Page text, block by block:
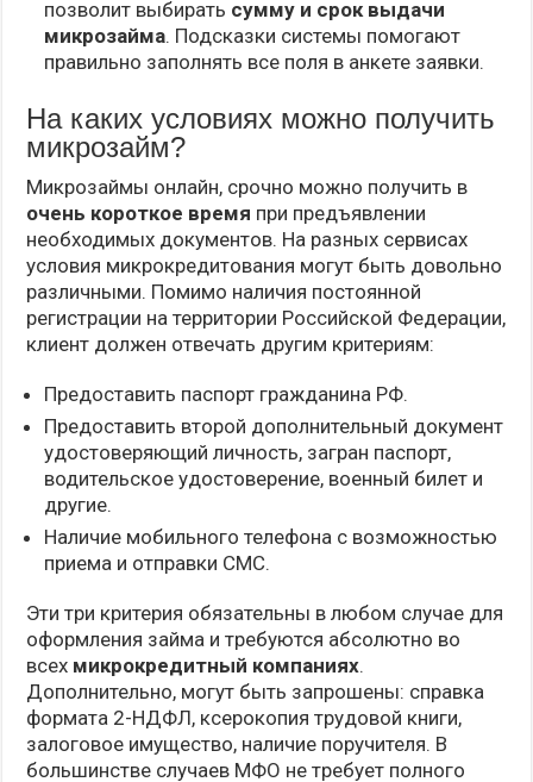
позволит выбирать сумму и срок выдачи
микрозайма. Подсказки системы помогают
правильно заполнять все поля в анкете заявки.
На каких условиях можно получить
микрозайм?
Микрозаймы онлайн, срочно можно получить в
очень короткое время при предъявлении
необходимых документов. На разных сервисах
условия микрокредитования могут быть довольно
различными. Помимо наличия постоянной
регистрации на территории Российской Федерации,
клиент должен отвечать другим критериям:
Предоставить паспорт гражданина РФ.
Предоставить второй дополнительный документ
удостоверяющий личность, загран паспорт,
водительское удостоверение, военный билет и
другие.
Наличие мобильного телефона с возможностью
приема и отправки СМС.
Эти три критерия обязательны в любом случае для
оформления займа и требуются абсолютно во
всех микрокредитный компаниях.
Дополнительно, могут быть запрошены: справка
формата 2-НДФЛ, ксерокопия трудовой книги,
залоговое имущество, наличие поручителя. В
большинстве случаев МФО не требует полного